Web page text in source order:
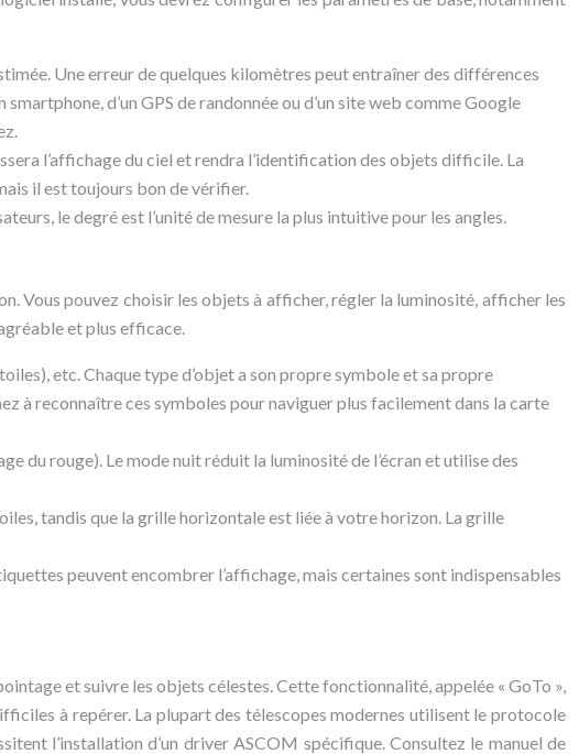
Une erreur de quelques kilomètres peut entraîner des différences
d’un GPS de randonnée ou d’un site web comme Google
l’affichage du ciel et rendra l’identification des objets difficile. La
il est toujours bon de vérifier.
le degré est l’unité de mesure la plus intuitive pour les angles.
Vous pouvez choisir les objets à afficher, régler la luminosité, afficher les
et plus efficace.
etc. Chaque type d’objet a son propre symbole et sa propre
à reconnaître ces symboles pour naviguer plus facilement dans la carte
du rouge). Le mode nuit réduit la luminosité de l’écran et utilise des
tandis que la grille horizontale est liée à votre horizon. La grille
peuvent encombrer l’affichage, mais certaines sont indispensables
et suivre les objets célestes. Cette fonctionnalité, appelée « GoTo »,
à repérer. La plupart des télescopes modernes utilisent le protocole
l’installation d’un driver ASCOM spécifique. Consultez le manuel de